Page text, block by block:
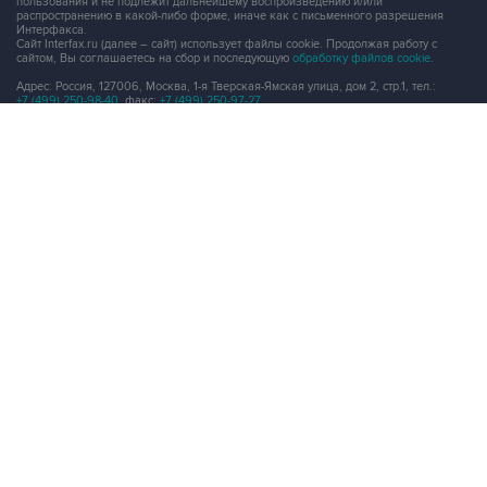
распространению в какой-либо форме, иначе как с письменного разрешения
Интерфакса.
Сайт Interfax.ru (далее – сайт) использует файлы cookie. Продолжая работу с
сайтом, Вы соглашаетесь на сбор и последующую обработку файлов cookie
Адрес: Россия, 127006, Москва, 1-я Тверская-Ямская улица, дом 2, стр.1, тел.:
+7 (499) 250-98-40 , факс: +7 (499) 250-97-27